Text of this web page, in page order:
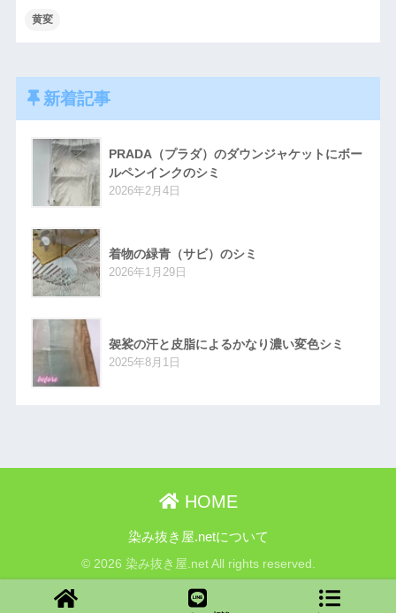
黄変
新着記事
PRADA（プラダ）のダウンジャケットにボー
ルペンインクのシミ
2026年2月4日
着物の緑青（サビ）のシミ
2026年1月29日
袈裟の汗と皮脂によるかなり濃い変色シミ
2025年8月1日
HOME
染み抜き屋.netについて
© 2026 染み抜き屋.net All rights reserved.